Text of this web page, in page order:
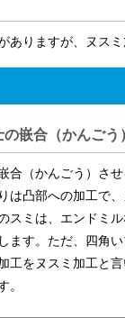
ありますが、ヌス
嵌合（かんご
合（かんごう）さ
は凸部への加工で
スミは、エンドミ
ます。ただ、四角
工をヌスミ加工と
。